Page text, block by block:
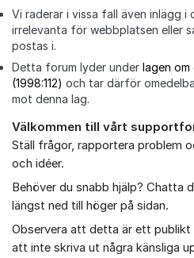
Vi raderar i vissa fall även inlägg i
irrelevanta för webbplatsen eller
postas i.
Detta forum lyder under lagen om
(1998:112) och tar därför
mot denna lag.
Om forumet
Välkommen till vårt
Ställ frågor, rapportera problem
och idéer.
Behöver du snabb hjälp? Chatta
längst ned till höger på sidan.
Observera att detta är ett
att inte skriva ut några känsliga